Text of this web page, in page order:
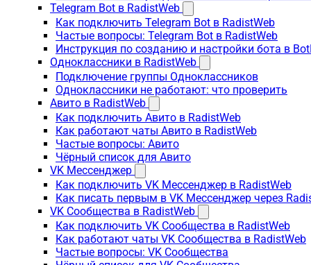
Telegram Bot в RadistWeb
Как подключить Telegram Bot в RadistWeb
Частые вопросы: Telegram Bot в RadistWeb
Инструкция по созданию и настройки бота в
Одноклассники в RadistWeb
Подключение группы Одноклассников
Одноклассники не работают: что проверить
Авито в RadistWeb
Как подключить Авито в RadistWeb
Как работают чаты Авито в RadistWeb
Частые вопросы: Авито
Чёрный список для Авито
VK Мессенджер
Как подключить VK Мессенджер в RadistWeb
Как писать первым в VK Мессенджер через
VK Сообщества в RadistWeb
Как подключить VK Сообщества в RadistWeb
Как работают чаты VK Сообщества в RadistWeb
Частые вопросы: VK Сообщества